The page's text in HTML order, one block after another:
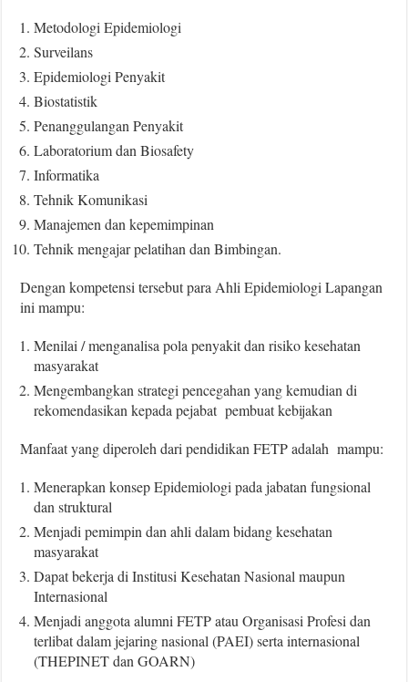
Metodologi Epidemiologi
Surveilans
Epidemiologi Penyakit
Biostatistik
Penanggulangan Penyakit
Laboratorium dan Biosafety
Informatika
Tehnik Komunikasi
Manajemen dan kepemimpinan
Tehnik mengajar pelatihan dan Bimbingan.
Dengan kompetensi tersebut para Ahli Epidemiologi Lapangan
ini mampu:
Menilai / menganalisa pola penyakit dan risiko kesehatan
masyarakat
Mengembangkan strategi pencegahan yang kemudian di
rekomendasikan kepada pejabat pembuat kebijakan
Manfaat yang diperoleh dari pendidikan FETP adalah mampu:
Menerapkan konsep Epidemiologi pada jabatan fungsional
dan struktural
Menjadi pemimpin dan ahli dalam bidang kesehatan
masyarakat
Dapat bekerja di Institusi Kesehatan Nasional maupun
Internasional
Menjadi anggota alumni FETP atau Organisasi Profesi dan
terlibat dalam jejaring nasional (PAEI) serta internasional
(THEPINET dan GOARN)